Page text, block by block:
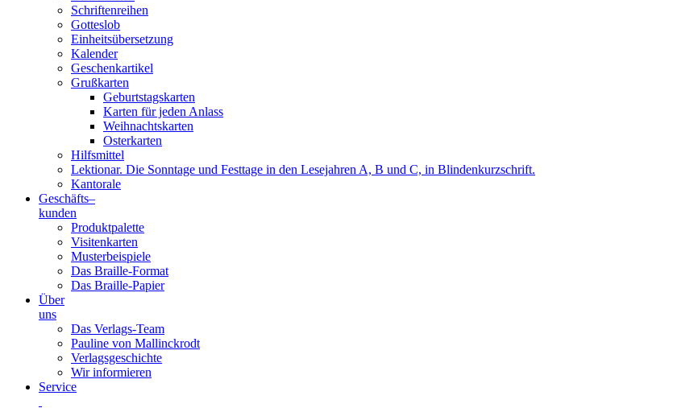
Druckerei
gGmbH
Schriftenreihen
Gotteslob
Einheitsübersetzung
Kalender
Geschenkartikel
Grußkarten
Geburtstagskarten
Karten für jeden Anlass
Weihnachtskarten
Osterkarten
Hilfsmittel
Lektionar. Die Sonntage und Festtage in den Lesejahren A, B und C, in Blindenkurzschrift.
Kantorale
Geschäfts­–
kunden
Produktpalette
Visitenkarten
Musterbeispiele
Das Braille-Format
Das Braille-Papier
Über
uns
Das Verlags-Team
Pauline von Mallinckrodt
Verlagsgeschichte
Wir informieren
Service